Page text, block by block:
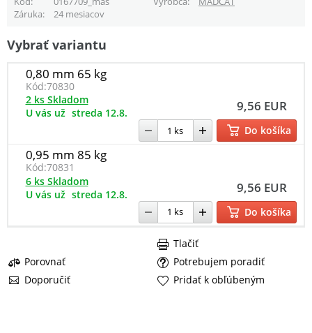
Záruka
24 mesiacov
Vybrať variantu
0,80 mm 65 kg
Kód:70830
9,56 EUR
2 ks Skladom
U vás už streda 12.8.
Do košíka
0,95 mm 85 kg
Kód:70831
9,56 EUR
6 ks Skladom
U vás už streda 12.8.
Do košíka
Porovnať
Potrebujem poradiť
Doporučiť
Tlačiť
Pridať k obľúbeným